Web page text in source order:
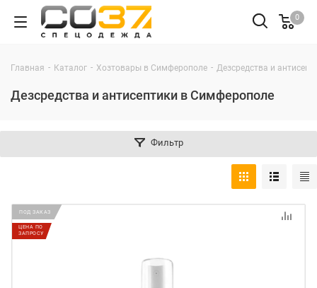
0
Главная - Каталог - Хозтовары в Симферополе - Дезсредства и
Дезсредства и антисептики в Симферополе
Фильтр
ПОД ЗАКАЗ
ЦЕНА ПО
ЗАПРОСУ